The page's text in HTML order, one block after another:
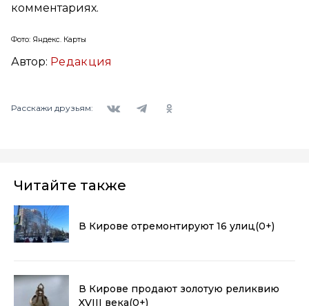
комментариях.
Фото: Яндекс. Карты
Автор: Редакция
Расскажи друзьям:
Читайте также
В Кирове отремонтируют 16 улиц(0+)
В Кирове продают золотую реликвию
XVIII века(0+)